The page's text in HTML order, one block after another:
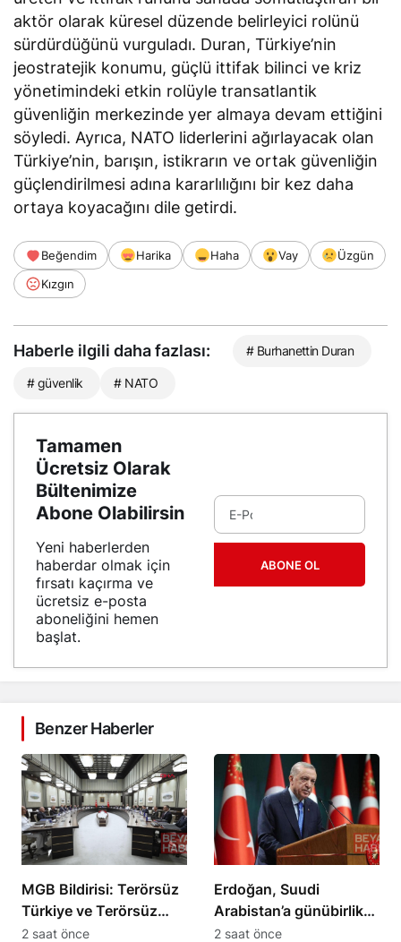
aktör olarak küresel düzende belirleyici rolünü
sürdürdüğünü vurguladı. Duran, Türkiye’nin
jeostratejik konumu, güçlü ittifak bilinci ve kriz
yönetimindeki etkin rolüyle transatlantik
güvenliğin merkezinde yer almaya devam ettiğini
söyledi. Ayrıca, NATO liderlerini ağırlayacak olan
Türkiye’nin, barışın, istikrarın ve ortak güvenliğin
güçlendirilmesi adına kararlılığını bir kez daha
ortaya koyacağını dile getirdi.
Beğendim Harika Haha Vay
Üzgün
Kızgın
Haberle ilgili daha fazlası: # Burhanettin Duran
# güvenlik # NATO
Tamamen
Ücretsiz Olarak
Bültenimize
Abone Olabilirsin
Yeni haberlerden
haberdar olmak için
fırsatı kaçırma ve
ücretsiz e-posta
aboneliğini hemen
başlat.
ABONE OL
Benzer Haberler
MGB Bildirisi: Terörsüz
Türkiye ve Terörsüz
Bölge hedeflerine
2 saat önce
Erdoğan, Suudi
Arabistan’a günübirlik
çalışma ziyareti
2 saat önce